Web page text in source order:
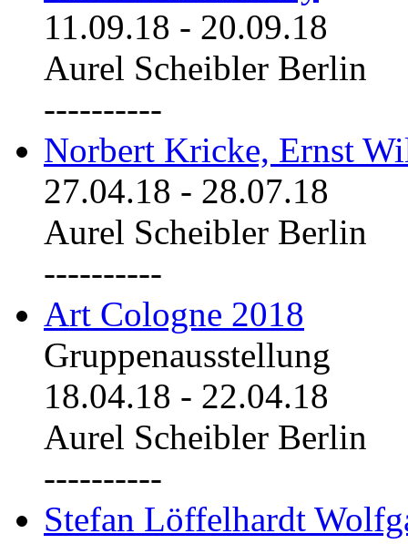
11.09.18 - 20.09.18
Aurel Scheibler Berlin
----------
Norbert Kricke, Ernst
27.04.18 - 28.07.18
Aurel Scheibler Berlin
----------
Art Cologne 2018
Gruppenausstellung
18.04.18 - 22.04.18
Aurel Scheibler Berlin
----------
Stefan Löffelhardt